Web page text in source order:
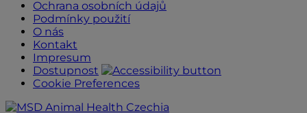
Ochrana osobních údajů
Podmínky použití
O nás
Kontakt
Impresum
Dostupnost
Cookie Preferences